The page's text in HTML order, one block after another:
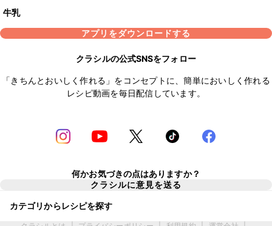
牛乳
アプリをダウンロードする
クラシルの公式SNSをフォロー
「きちんとおいしく作れる」をコンセプトに、簡単においしく作れる
レシピ動画を毎日配信しています。
何かお気づきの点はありますか？
クラシルに意見を送る
カテゴリからレシピを探す